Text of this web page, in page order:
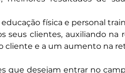
educação física e personal
seus clientes, auxiliando
cliente e a um aumento na
que desejam entrar no